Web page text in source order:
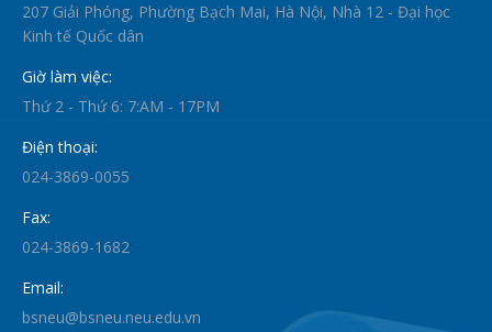
207 Giải Phóng, Phường Bạch Mai, Hà Nội, Nhà 12 - Đại học
Kinh tế Quốc dân
Giờ làm việc:
Thứ 2 - Thứ 6: 7:AM - 17PM
Điện thoại:
024-3869-0055
Fax:
024-3869-1682
Email:
bsneu@bsneu.neu.edu.vn